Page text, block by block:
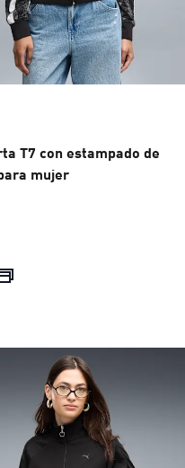
T7 con estampado de
mujer
precio actual S/ 249.00